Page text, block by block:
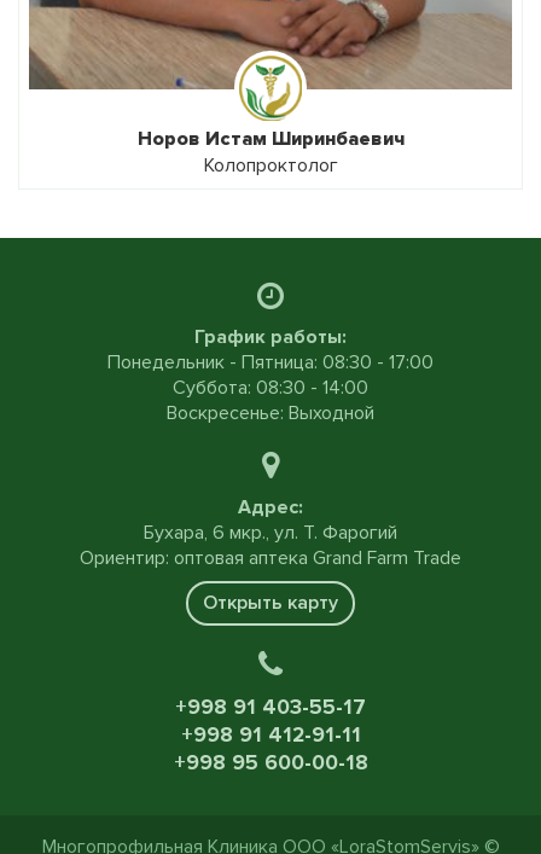
Норов Истам Ширинбаевич
Колопроктолог
График работы:
Понедельник - Пятница: 08:30 - 17:00
Суббота: 08:30 - 14:00
Воскресенье: Выходной
Адрес:
Бухара, 6 мкр., ул. Т. Фарогий
Ориентир: оптовая аптека Grand Farm Trade
Открыть карту
+998 91 403-55-17
+998 91 412-91-11
+998 95 600-00-18
Многопрофильная Клиника ООО «LoraStomServis» ©